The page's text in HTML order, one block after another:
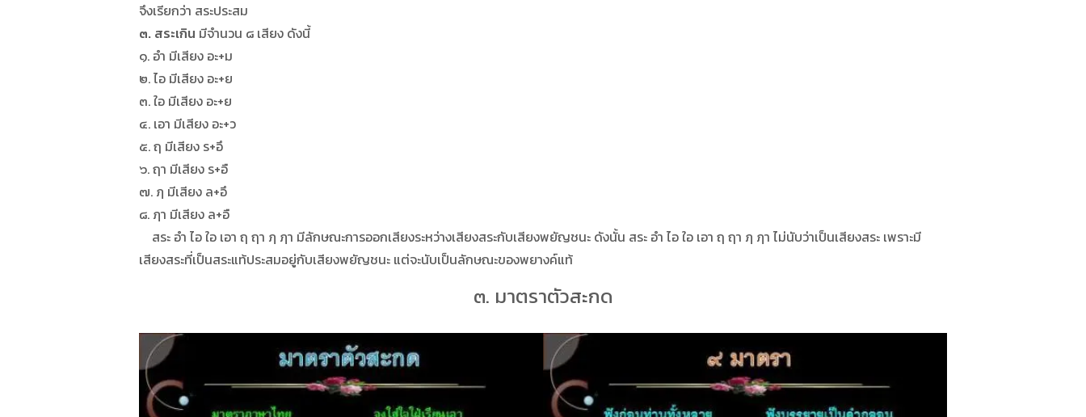
จึงเรียกว่า สระประสม
๓. สระเกิน มีจำนวน ๘ เสียง ดังนี้
๑. อำ มีเสียง อะ+ม
๒. ไอ มีเสียง อะ+ย
๓. ใอ มีเสียง อะ+ย
๔. เอา มีเสียง อะ+ว
๕. ฤ มีเสียง ร+อึ
๖. ฤา มีเสียง ร+อื
๗. ฦ มีเสียง ล+อึ
๘. ฦา มีเสียง ล+อื
สระ อำ ไอ ใอ เอา ฤ ฤา ฦ ฦา มีลักษณะการออกเสียงระหว่างเสียงสระกับเสียงพยัญชนะ ดังนั้น สระ อำ ไอ ใอ เอา ฤ ฤา ฦ ฦา ไม่นับว่าเป็นเสียงสระ เพราะมี
เสียงสระที่เป็นสระแท้ประสมอยู่กับเสียงพยัญชนะ แต่จะนับเป็นลักษณะของพยางค์แท้
๓. มาตราตัวสะกด